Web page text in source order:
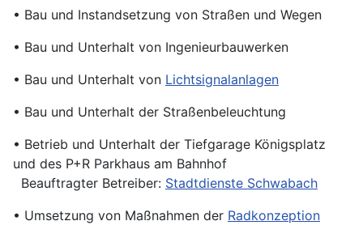
• Bau und Instandsetzung von Straßen und Wegen
• Bau und Unterhalt von Ingenieurbauwerken
• Bau und Unterhalt von Lichtsignalanlagen
• Bau und Unterhalt der Straßenbeleuchtung
• Betrieb und Unterhalt der Tiefgarage Königsplatz
und des P+R Parkhaus am Bahnhof
Beauftragter Betreiber: Stadtdienste Schwabach
• Umsetzung von Maßnahmen der Radkonzeption